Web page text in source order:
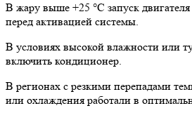
В жару выше +25 °C запуск
перед активацией системы.
В условиях высокой влажности или
включить кондиционер.
В регионах с резкими перепадами
или охлаждения работали в